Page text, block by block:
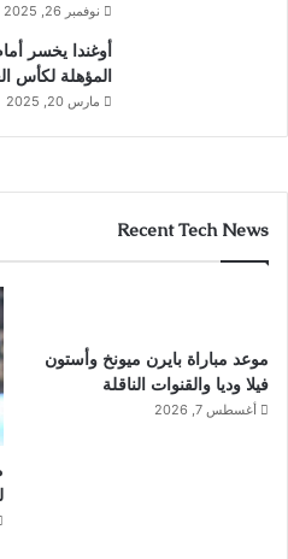
نوفمبر 26, 2025
أوغندا يخسر
المؤهلة لكأس
مارس 20, 2025
Recent Tech News
موعد مباراة بايرن ميونخ وأستون
فيلا وديا والقنوات الناقلة
أغسطس 7, 2026